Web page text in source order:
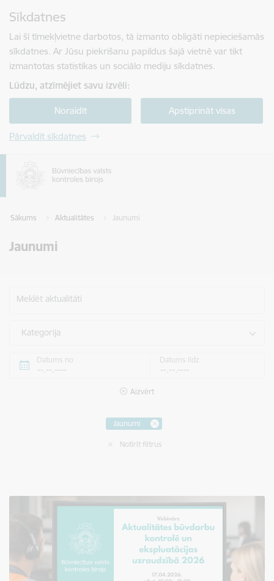
Sīkdatnes
Lai šī tīmekļvietne darbotos, tā izmanto obligāti nepieciešamās
sīkdatnes. Ar Jūsu piekrišanu papildus šajā vietnē var tikt
izmantotas statistikas un sociālo mediju sīkdatnes.
Lūdzu, atzīmējiet savu izvēli:
Noraidīt Apstiprināt visas
Pārvaldīt sīkdatnes
Sākums Aktualitātes Jaunumi
Jaunumi
Meklēt aktualitāti
Kategorija
Datums no Datums līdz
Aizvērt
Jaunumi
Notīrīt filtrus